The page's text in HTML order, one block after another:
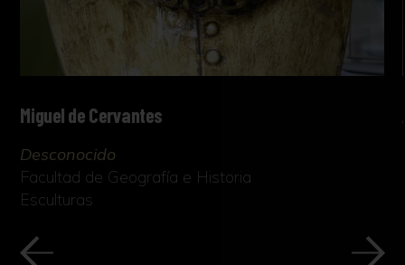
Miguel de Cervantes
Desconocido
Facultad de Geografía e Historia
Esculturas